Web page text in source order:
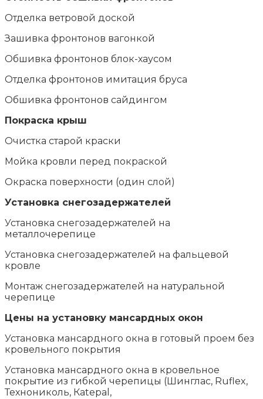
Отделка ветровой доской
Зашивка фронтонов вагонкой
Обшивка фронтонов блок-хаусом
Отделка фронтонов имитация бруса
Обшивка фронтонов сайдингом
Покраска крыш
Очистка старой краски
Мойка кровли перед покраской
Окраска поверхности (один слой)
Установка снегозадержателей
Установка снегозадержателей на
металлочерепице
Установка снегозадержателей на фальцевой
кровле
Монтаж снегозадержателей на натуральной
черепице
Цены на установку мансардных окон
Установка мансардного окна в готовый проем без
кровельного покрытия
Установка мансардного окна в кровельное
покрытие из гибкой черепицы (Шинглас, Ruflex,
Технониколь, Кatepal,